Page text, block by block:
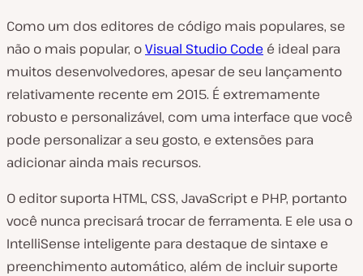
Como um dos editores de código mais populares, se
não o mais popular, oVisual Studio Code é ideal para
muitos desenvolvedores, apesar de seu lançamento
relativamente recente em 2015. É extremamente
robusto e personalizável, com uma interface que você
pode personalizar a seu gosto, e extensões para
adicionar ainda mais recursos.
O editor suporta HTML, CSS, JavaScript e PHP, portanto
você nunca precisará trocar de ferramenta. E ele usa o
IntelliSense inteligente para destaque de sintaxe e
preenchimento automático, além de incluir suporte